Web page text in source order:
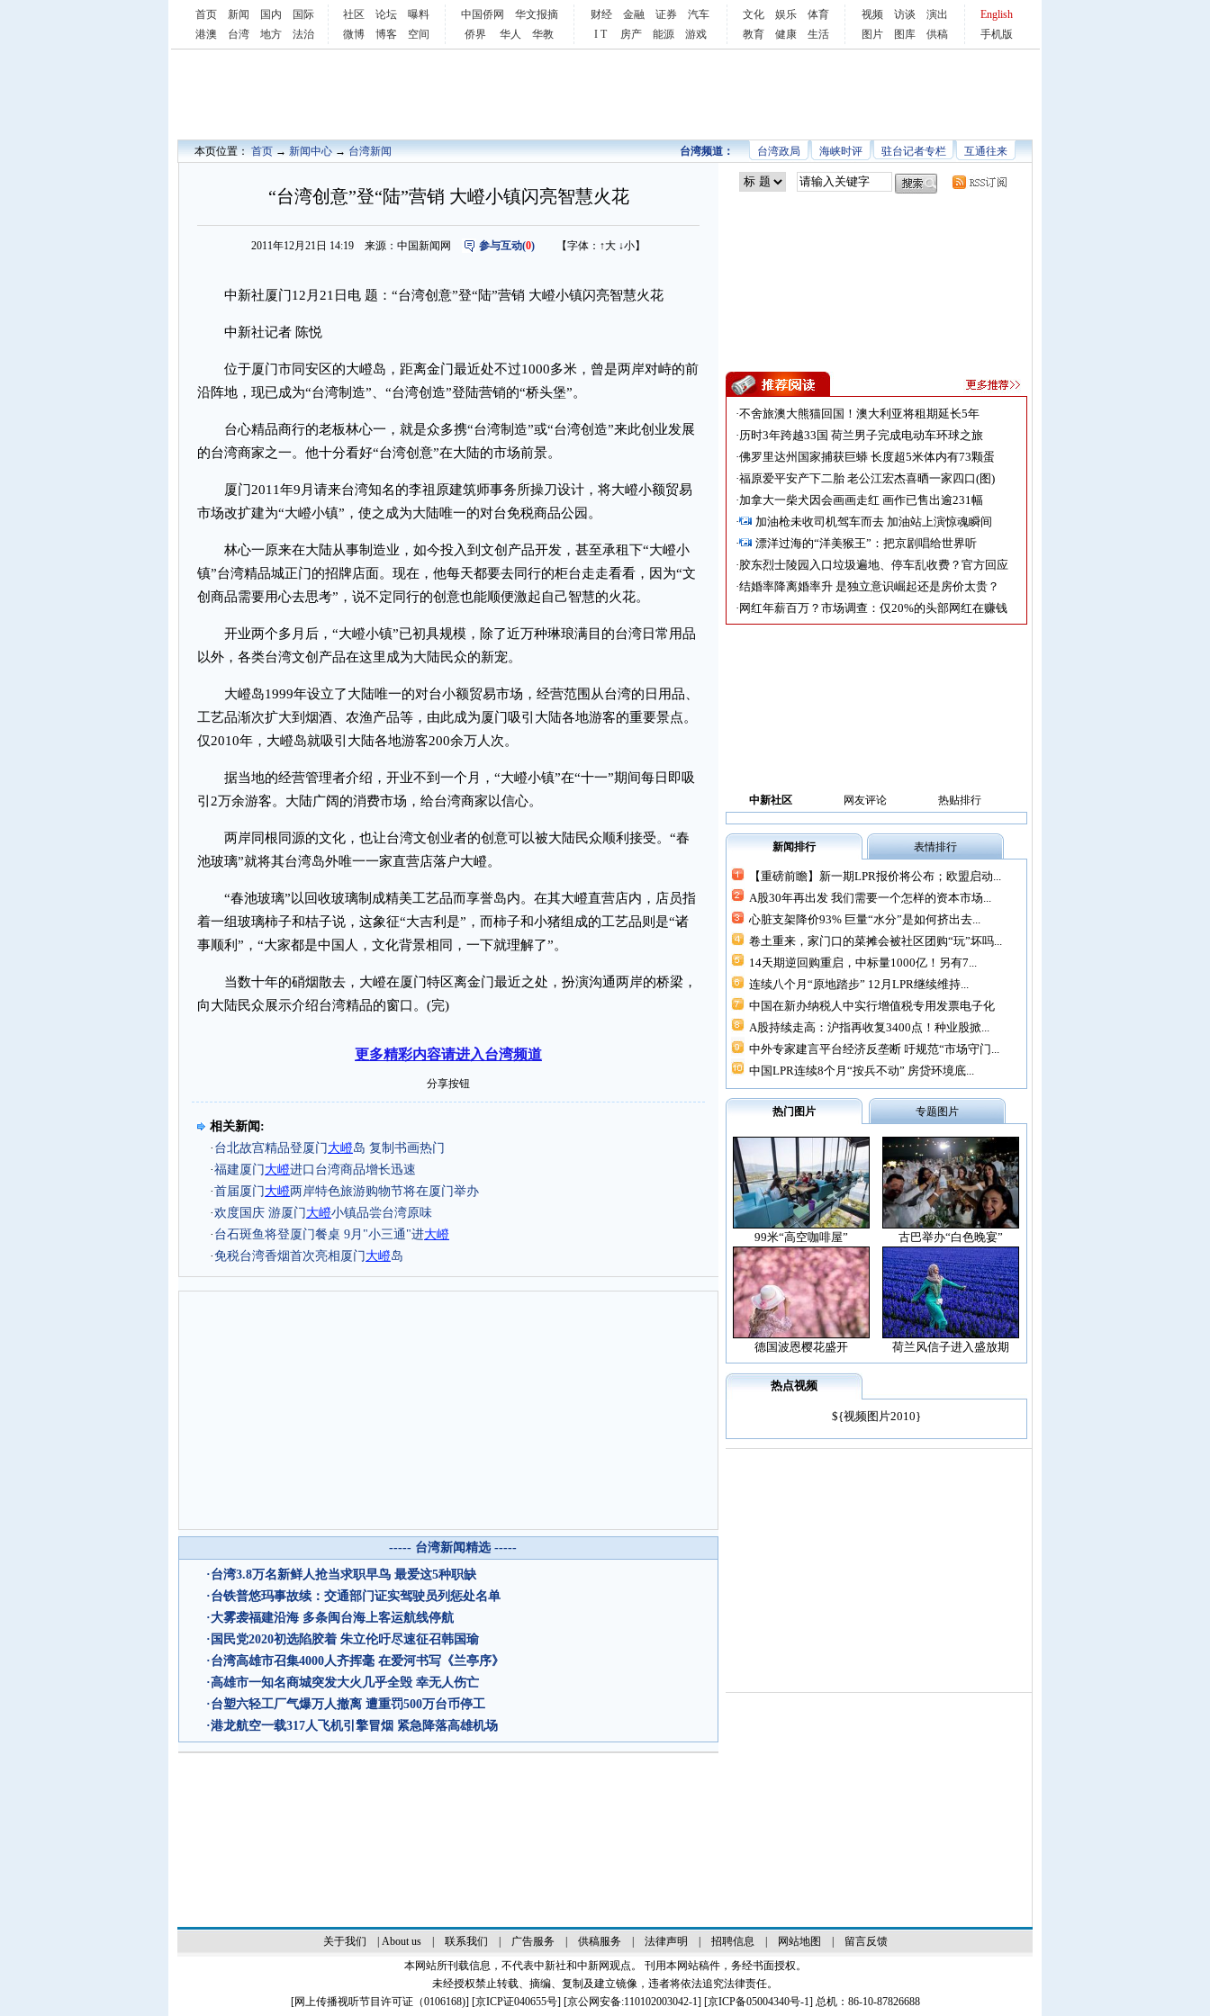
首页 新闻 国内
国际
港澳
台湾 地方 法治
社区 论坛
曝料
微博
博客 空间
中国侨网
华文报摘
侨界
华人 华教
财经 金融 证券
汽车
I T
房产 能源 游戏
文化 娱乐
体育
教育
健康 生活
视频 访谈
演出
图片
图库 供稿
English
手机版
本页位置：首页→新闻中心→台湾新闻 互通往来
驻台记者专栏
海峡时评
台湾政局
台湾频道：
“台湾创意”登“陆”营销 大嶝小镇闪亮智慧火花
2011年12月21日 14:19 来源：中国新闻网 参与互动(0) 【字体： ↑大 ↓小】
中新社厦门12月21日电 题：“台湾创意”登“陆”营销 大嶝小镇闪亮智慧火花
中新社记者 陈悦
位于厦门市同安区的大嶝岛，距离金门最近处不过1000多米，曾是两岸对峙的前
沿阵地，现已成为“台湾制造”、“台湾创造”登陆营销的“桥头堡”。
台心精品商行的老板林心一，就是众多携“台湾制造”或“台湾创造”来此创业发展
的台湾商家之一。他十分看好“台湾创意”在大陆的市场前景。
厦门2011年9月请来台湾知名的李祖原建筑师事务所操刀设计，将大嶝小额贸易
市场改扩建为“大嶝小镇”，使之成为大陆唯一的对台免税商品公园。
林心一原来在大陆从事制造业，如今投入到文创产品开发，甚至承租下“大嶝小
镇”台湾精品城正门的招牌店面。现在，他每天都要去同行的柜台走走看看，因为“文
创商品需要用心去思考”，说不定同行的创意也能顺便激起自己智慧的火花。
开业两个多月后，“大嶝小镇”已初具规模，除了近万种琳琅满目的台湾日常用品
以外，各类台湾文创产品在这里成为大陆民众的新宠。
大嶝岛1999年设立了大陆唯一的对台小额贸易市场，经营范围从台湾的日用品、
工艺品渐次扩大到烟酒、农渔产品等，由此成为厦门吸引大陆各地游客的重要景点。
仅2010年，大嶝岛就吸引大陆各地游客200余万人次。
据当地的经营管理者介绍，开业不到一个月，“大嶝小镇”在“十一”期间每日即吸
引2万余游客。大陆广阔的消费市场，给台湾商家以信心。
两岸同根同源的文化，也让台湾文创业者的创意可以被大陆民众顺利接受。“春
池玻璃”就将其台湾岛外唯一一家直营店落户大嶝。
“春池玻璃”以回收玻璃制成精美工艺品而享誉岛内。在其大嶝直营店内，店员指
着一组玻璃柿子和桔子说，这象征“大吉利是”，而柿子和小猪组成的工艺品则是“诸
事顺利”，“大家都是中国人，文化背景相同，一下就理解了”。
当数十年的硝烟散去，大嶝在厦门特区离金门最近之处，扮演沟通两岸的桥梁，
向大陆民众展示介绍台湾精品的窗口。(完)
更多精彩内容请进入台湾频道
分享按钮
相关新闻:
· 台北故宫精品登厦门 大嶝岛 复制书画热门
·福建厦门 大嶝进口台湾商品增长迅速
·首届厦门 大嶝两岸特色旅游购物节将在厦门举办
·欢度国庆 游厦门 大嶝小镇品尝台湾原味
· 台石斑鱼将登厦门餐桌 9月"小三通"进大嶝
·免税台湾香烟首次亮相厦门 大嶝岛
----- 台湾新闻精选 -----
·台湾3.8万名新鲜人抢当求职早鸟 最爱这5种职缺
·台铁普悠玛事故续：交通部门证实驾驶员列惩处名单
·大雾袭福建沿海 多条闽台海上客运航线停航
· 国民党2020初选陷胶着 朱立伦吁尽速征召韩国瑜
·台湾高雄市召集4000人齐挥毫 在爱河书写《兰亭序》
·高雄市一知名商城突发大火几乎全毁 幸无人伤亡
·台塑六轻工厂气爆万人撤离 遭重罚500万台币停工
·港龙航空一载317人飞机引擎冒烟 紧急降落高雄机场
·不舍旅澳大熊猫回国！澳大利亚将租期延长5年
·历时3年跨越33国 荷兰男子完成电动车环球之旅
·佛罗里达州国家捕获巨蟒 长度超5米体内有73颗蛋
·福原爱平安产下二胎 老公江宏杰喜晒一家四口(图)
·加拿大一柴犬因会画画走红 画作已售出逾231幅
·
加油枪未收司机驾车而去 加油站上演惊魂瞬间
·
漂洋过海的“洋美猴王”：把京剧唱给世界听
·胶东烈士陵园入口垃圾遍地、停车乱收费？官方回应
·结婚率降离婚率升 是独立意识崛起还是房价太贵？
· 网红年薪百万？市场调查：仅20%的头部网红在赚钱
中新社区 网友评论 热贴排行
新闻排行 表情排行
【重磅前瞻】新一期LPR报价将公布；欧盟启动...
A股30年再出发 我们需要一个怎样的资本市场...
心脏支架降价93% 巨量“水分”是如何挤出去...
卷土重来，家门口的菜摊会被社区团购“玩”坏吗...
14天期逆回购重启，中标量1000亿！另有7...
连续八个月“原地踏步” 12月LPR继续维持...
中国在新办纳税人中实行增值税专用发票电子化
A股持续走高：沪指再收复3400点！种业股掀...
中外专家建言平台经济反垄断 吁规范“市场守门...
中国LPR连续8个月“按兵不动” 房贷环境底...
热门图片 专题图片
99米“高空咖啡屋” 古巴举办“白色晚宴”
德国波恩樱花盛开 荷兰风信子进入盛放期
热点视频
${视频图片2010}
关于我们 About us| 联系我们 广告服务| 供稿服务| 法律声明 招聘信息 网站地图
留言反馈
本网站所刊载信息，不代表中新社和中新网观点。 刊用本网站稿件，务经书面授权。
未经授权禁止转载、摘编、复制及建立镜像，违者将依法追究法律责任。
[网上传播视听节目许可证（0106168)] [京ICP证040655号] [京公网安备:110102003042-1] [京ICP备05004340号-1] 总机：86-10-87826688